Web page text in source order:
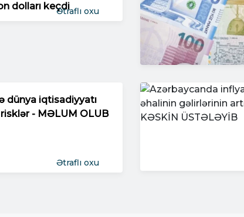
dolları keçdiƏtraflı oxu
dünya iqtisadiyyatı
- MƏLUM OLUB
Ətraflı oxu